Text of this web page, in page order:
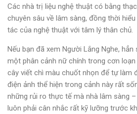
Các nhà trị liệu nghệ thuật có bằng
chuyên sâu về lâm sàng, đồng thời
tác của nghệ thuật với tâm lý thân chủ.
Nếu bạn đã xem Người Lắng Nghe,
một phân cảnh nữ chính trong cơn
cây viết chì màu chuốt nhọn để tự làm
điện ảnh thể hiện trong cảnh này rất
những rủi ro thực tế mà nhà lâm sàng
luôn phải cân nhắc rất kỹ lưỡng trước